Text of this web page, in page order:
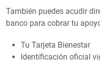
También puedes acudir
banco para cobrar tu
Tu Tarjeta Bienestar
Identificación oficial